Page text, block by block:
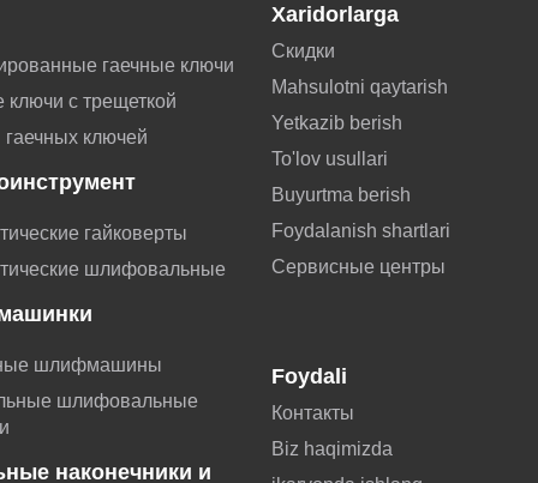
гаечные ключи
ключи с трещеткой
ключей
гайковерты
шлифовальные
шлифмашины
шлифовальные
наконечники и
Xaridorlarga
Скидки
Mahsulotni qaytarish
Yetkazib berish
To'lov usullari
Buyurtma berish
Foydalanish shartlari
Сервисные центры
Foydali
Контакты
Biz haqimizda